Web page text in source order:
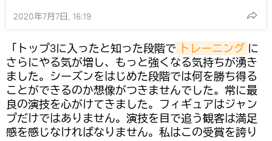
2020年7月7日, 16:19
「トップ3に入ったと知った段階で トレーニング に
さらにやる気が増し、もっと強くなる気持ちが湧き
ました。シーズンをはじめた段階では何を勝ち得る
ことができるのか想像がつきませんでした。常に最
良の演技を心がけてきました。フィギュアはジャン
プだけではありません。演技を目で追う観客は満足
感を感じなければなりません。私はこの受賞を誇り